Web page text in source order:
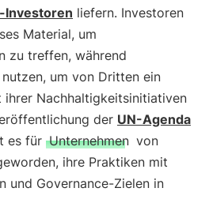
Investoren liefern. Investoren
Material, um
zu treffen, während
um von Dritten ein
ihrer Nachhaltigkeitsinitiativen
der UN-Agenda
es für Unternehmen von
ihre Praktiken mit
und Governance-Zielen in